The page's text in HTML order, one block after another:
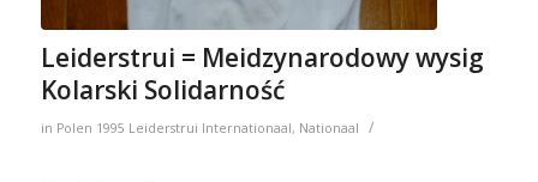
Leiderstrui = Meidzynarodowy wysig
Kolarski Solidarność
in Polen 1995 Leiderstrui Internationaal, Nationaal /